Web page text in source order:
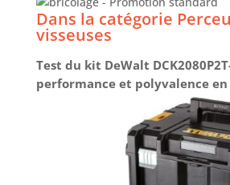
Dans la catégorie
visseuses
Test du kit DeWalt
performance et polyvalence